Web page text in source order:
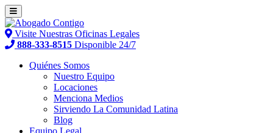
Visite Nuestras Oficinas Legales
888-333-8515 Disponible 24/7
Quiénes Somos
Nuestro Equipo
Locaciones
Menciona Medios
Sirviendo La Comunidad Latina
Blog
Equipo Legal